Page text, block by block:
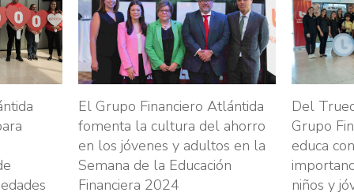
El Grupo Financiero Atlántida
fomenta la cultura del ahorro
en los jóvenes y adultos en la
Semana de la Educación
Financiera 2024
Del
Grupo
educa
niños y